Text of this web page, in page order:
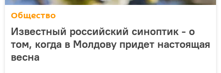
Общество
Известный российский синоптик - о
том, когда в Молдову придет настоящая
весна